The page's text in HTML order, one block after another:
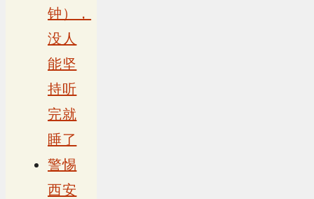
钟），
没人
能坚
持听
完就
睡了
警惕
西安